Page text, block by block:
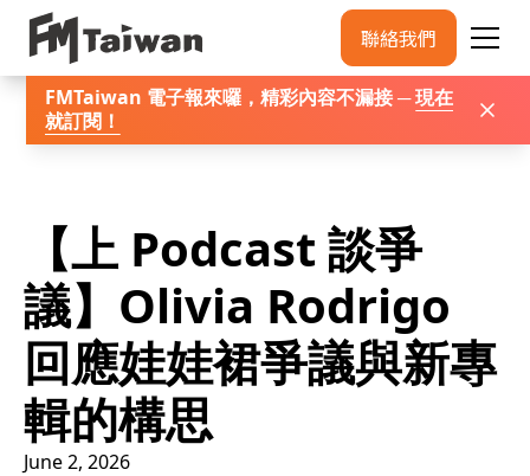
聯絡我們
FMTaiwan 電子報來囉，精彩內容不漏接 ─現在
就訂閱 ！
【上 Podcast 談爭
議】Olivia Rodrigo
回應娃娃裙爭議與新專
輯的構思
June 2, 2026